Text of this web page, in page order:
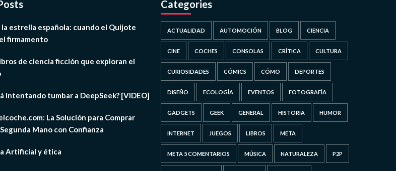
la estrella española: cuando el Quijote
firmamento
de ciencia ficción que exploran el
intentando tumbar a DeepSeek? [VIDEO]
La Solución para Comprar
Mano con Confianza
Artificial y ética
Categories
ACTUALIDAD AUTOMOCIÓN BLOG CIENCIA
CINE COCHES CONSOLAS CRÍTICA CULTURA
CURIOSIDADES CÓMICS CÓMO DEPORTES
DISEÑO ECOLOGÍA EVENTOS FOTOGRAFÍA
GADGETS GEEK GENERAL HISTORIA HUMOR
INTERNET JUEGOS LIBROS META
META 5 COMENTARIOS MÚSICA NATURALEZA P2P